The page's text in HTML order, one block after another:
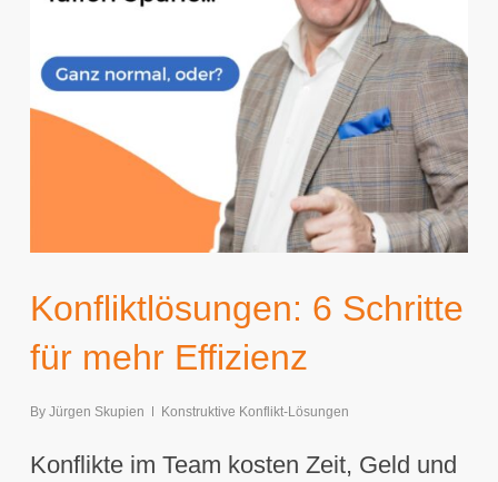
Konfliktlösungen: 6 Schritte
für mehr Effizienz
By Jürgen Skupien Konstruktive Konflikt-Lösungen
Konflikte im Team kosten Zeit, Geld und